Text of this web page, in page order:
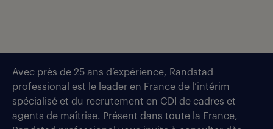
Avec près de 25 ans d’expérience, Randstad
professional est le leader en France de l’intérim
spécialisé et du recrutement en CDI de cadres et
agents de maîtrise. Présent dans toute la France,